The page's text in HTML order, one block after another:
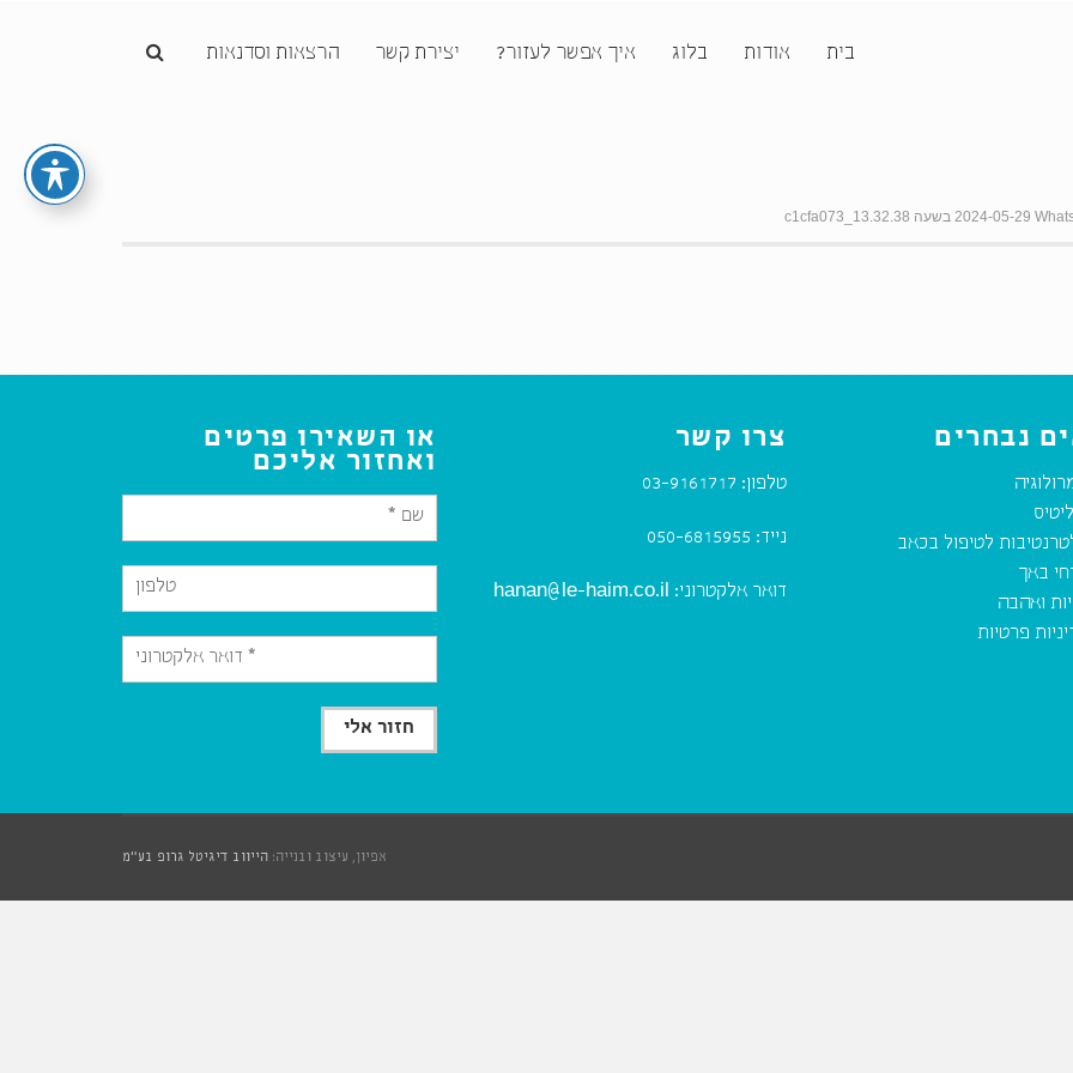
בית אודות בלוג איך אפשר לעזור? יצירת קשר הרצאות וסדנאות
נבחרים
לטיפול בכאב
באך
ואהבה
פרטיות
צרו קשר
טלפון: 03-9161717
נייד: 050-6815955
דואר אלקטרוני: hanan@le-haim.co.il
או השאירו פרטים
ואחזור אליכם
אפיון, עיצוב ובנייה: הייווב דיגיטל גרופ בע"מ